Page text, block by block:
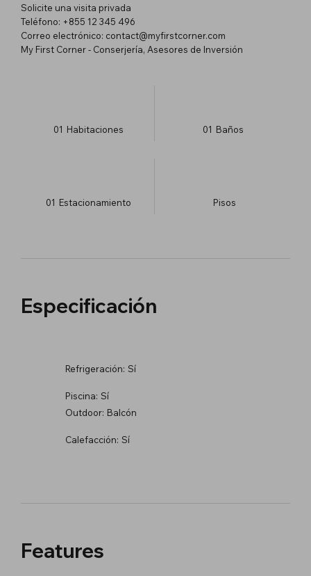
Solicite una visita privada
Teléfono: +855 12 345 496
Correo electrónico: contact@myfirstcorner.com
My First Corner - Conserjería, Asesores de Inversión
01 Habitaciones 01 Baños
01 Estacionamiento ​Pisos
Especificación
Refrigeración: Sí
Piscina: Sí
Outdoor: Balcón
Calefacción: Sí
Features